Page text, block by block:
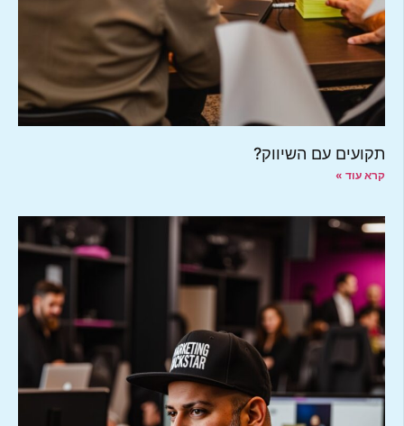
תקועים עם השיווק?
קרא עוד »